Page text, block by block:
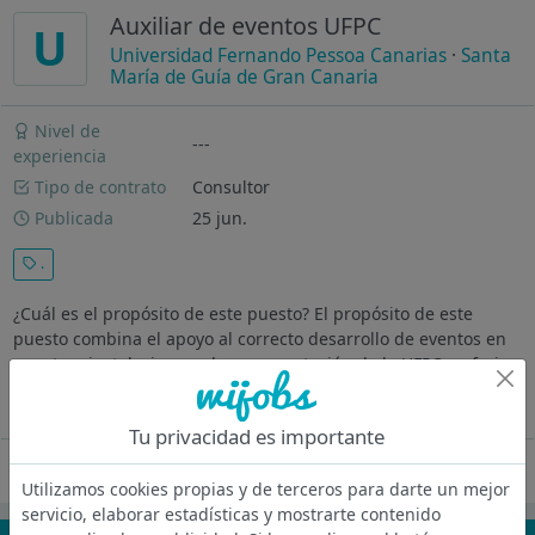
U Auxiliar de eventos UFPC
Universidad Fernando Pessoa Canarias · Santa
María de Guía de Gran Canaria
Nivel de
experiencia
---
Tipo de contrato
Consultor
Publicada
25 jun.
.
¿Cuál es el propósito de este puesto? El propósito de este
puesto combina el apoyo al correcto desarrollo de eventos en
nuestras instalaciones y la representación de la UFPC en ferias
para captar alumnado potencial y resolver dudas sobre la...
Oferta desactivada
Tu privacidad es importante
Utilizamos cookies propias y de terceros para darte un mejor
servicio, elaborar estadísticas y mostrarte contenido